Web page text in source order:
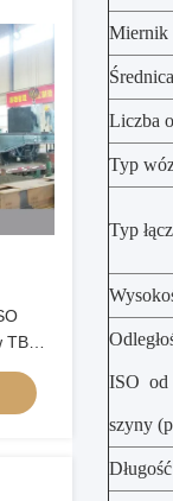
TB
Miernik
Liczba
Typ
Typ
ISO od
szyny
Długość